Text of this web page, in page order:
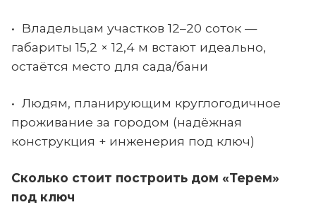
• Владельцам участков 12–20 соток —
габариты 15,2 × 12,4 м встают идеально,
остаётся место для сада/бани
• Людям, планирующим круглогодичное
проживание за городом (надёжная
конструкция + инженерия под ключ)
Сколько стоит построить дом «Терем»
под ключ